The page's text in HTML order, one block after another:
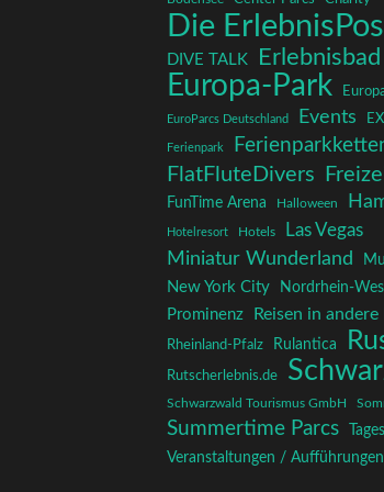
Die
DIVE TALK Erlebnisbad
Europa-Park
EuroParcs Deutschland Events
Ferienpark
FlatFluteDivers
FunTime Arena Halloween
Hotelresort Hotels
Las Vegas
Miniatur Wunderland
New York City Nordrhein-
Prominenz Reisen in andere
Rheinland-Pfalz Rulantica
Rutscherlebnis.de
Schwarzwald Tourismus GmbH
Summertime Parcs
Veranstaltungen / Aufführungen